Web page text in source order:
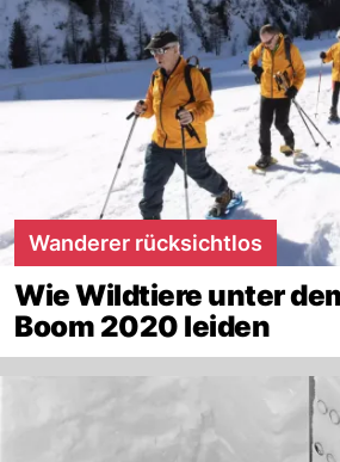
Wanderer rücksichtlos
Wie Wildtiere unter
Boom 2020 leiden